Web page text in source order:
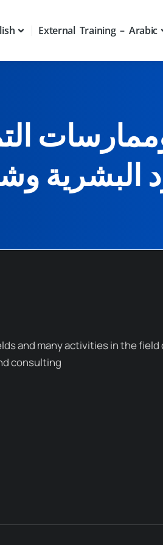
External Training – Arabic
البشرية
and many activities in the field
consulting